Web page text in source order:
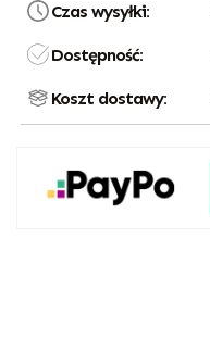
Czas wysyłki:
Dostępność:
Koszt dostawy: